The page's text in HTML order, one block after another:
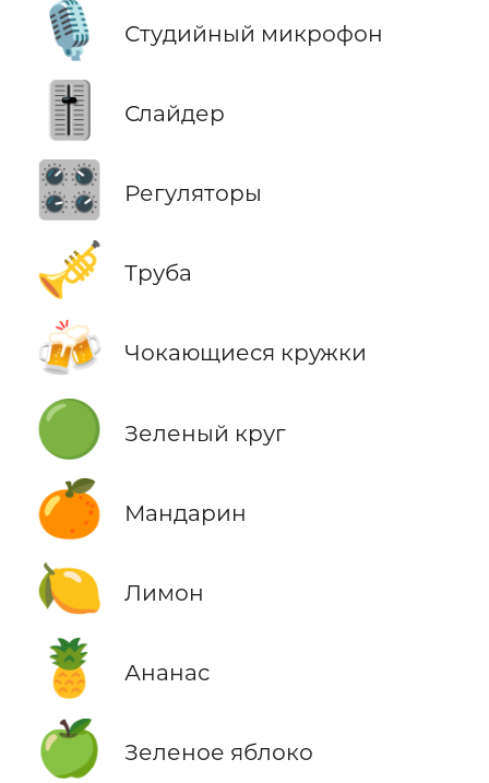
🎙️ Студийный микрофон
🎚️ Слайдер
🎛️ Регуляторы
🎺 Труба
🍻 Чокающиеся кружки
🟢 Зеленый круг
🍊 Мандарин
🍋 Лимон
🍍 Ананас
🍏 Зеленое яблоко